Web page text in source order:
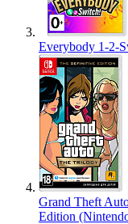
Everybody 1-2-
Grand Theft
Edition